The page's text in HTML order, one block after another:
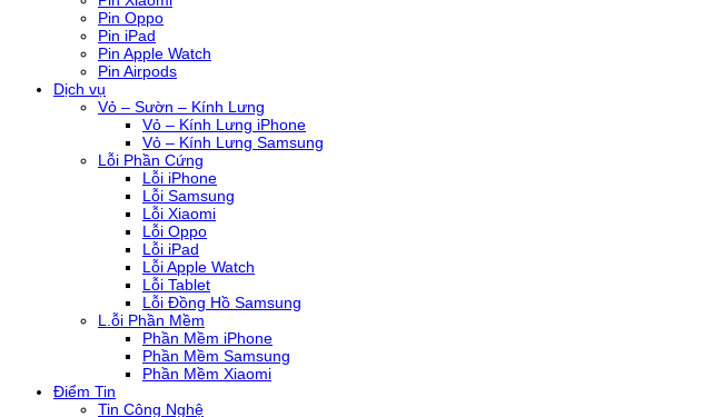
Pin Oppo
Pin iPad
Pin Apple Watch
Pin Airpods
Dịch vụ
Vỏ – Sườn – Kính Lưng
Vỏ – Kính Lưng iPhone
Vỏ – Kính Lưng Samsung
Lỗi Phần Cứng
Lỗi iPhone
Lỗi Samsung
Lỗi Xiaomi
Lỗi Oppo
Lỗi iPad
Lỗi Apple Watch
Lỗi Tablet
Lỗi Đồng Hồ Samsung
L.ỗi Phần Mềm
Phần Mềm iPhone
Phần Mềm Samsung
Phần Mềm Xiaomi
Điểm Tin
Tin Công Nghệ